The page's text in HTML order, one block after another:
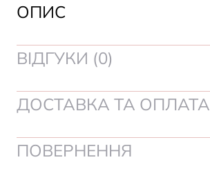
ОПИС
ВІДГУКИ (0)
ДОСТАВКА ТА ОПЛАТА
ПОВЕРНЕННЯ